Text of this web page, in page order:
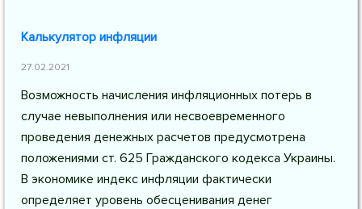
Калькулятор инфляции
27.02.2021
Возможность начисления инфляционных потерь в
случае невыполнения или несвоевременного
проведения денежных расчетов предусмотрена
положениями ст. 625 Гражданского кодекса Украины.
В экономике индекс инфляции фактически
определяет уровень обесценивания денег